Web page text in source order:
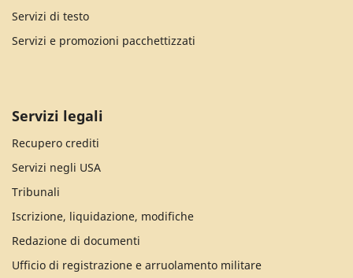
Servizi di testo
Servizi e promozioni pacchettizzati
Servizi legali
Recupero crediti
Servizi negli USA
Tribunali
Iscrizione, liquidazione, modifiche
Redazione di documenti
Ufficio di registrazione e arruolamento militare